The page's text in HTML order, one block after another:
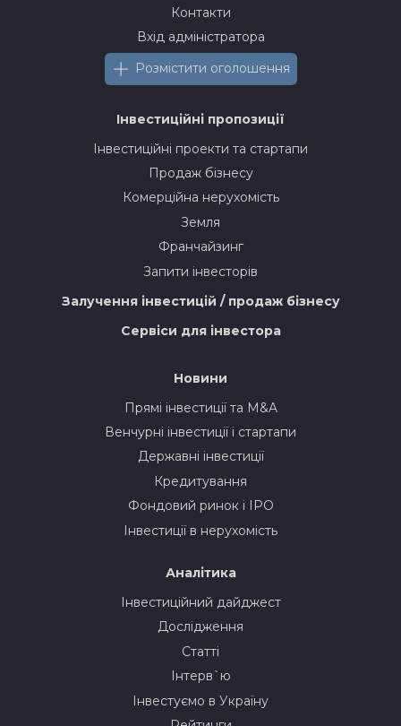
Контакти
Вхід адміністратора
Розмістити оголошення
Інвестиційні пропозиції
Інвестиційні проекти та стартапи
Продаж бізнесу
Комерційна нерухомість
Земля
Франчайзинг
Запити інвесторів
Залучення інвестицій / продаж бізнесу
Сервіси для інвестора
Новини
Прямі інвестиції та M&A
Венчурні інвестиції і стартапи
Державні інвестиції
Кредитування
Фондовий ринок і IPO
Інвестиції в нерухомість
Аналітика
Інвестиційний дайджест
Дослідження
Статті
Інтерв`ю
Інвестуємо в Україну